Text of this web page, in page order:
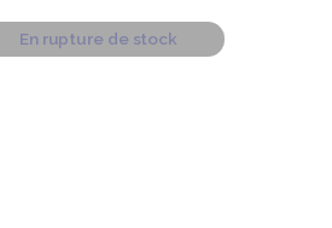
En rupture de stock